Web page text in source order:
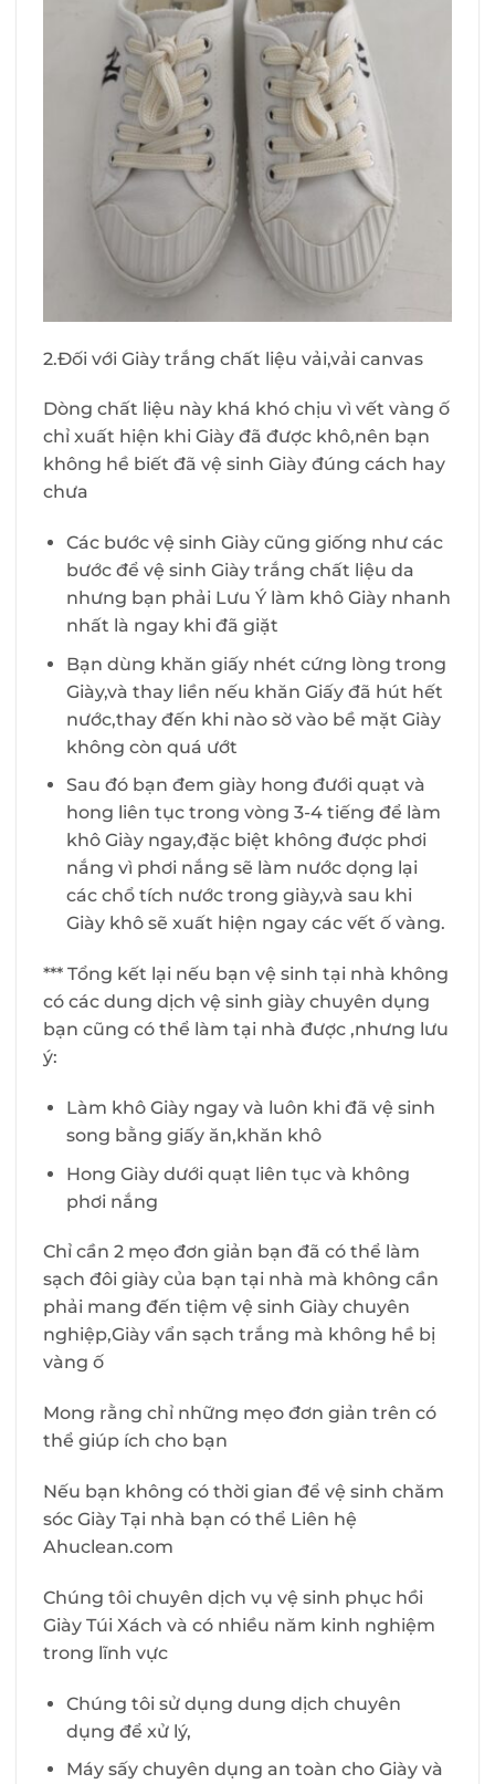
2.Đối với Giày trắng chất liệu vải,vải canvas
Dòng chất liệu này khá khó chịu vì vết vàng ố
chỉ xuất hiện khi Giày đã được khô,nên bạn
không hề biết đã vệ sinh Giày đúng cách hay
chưa
Các bước vệ sinh Giày cũng giống như các
bước để vệ sinh Giày trắng chất liệu da
nhưng bạn phải Lưu Ý làm khô Giày nhanh
nhất là ngay khi đã giặt
Bạn dùng khăn giấy nhét cứng lòng trong
Giày,và thay liền nếu khăn Giấy đã hút hết
nước,thay đến khi nào sờ vào bề mặt Giày
không còn quá ướt
Sau đó bạn đem giày hong đưới quạt và
hong liên tục trong vòng 3-4 tiếng để làm
khô Giày ngay,đặc biệt không được phơi
nắng vì phơi nắng sẽ làm nước dọng lại
các chổ tích nước trong giày,và sau khi
Giày khô sẽ xuất hiện ngay các vết ố vàng.
*** Tổng kết lại nếu bạn vệ sinh tại nhà không
có các dung dịch vệ sinh giày chuyên dụng
bạn cũng có thể làm tại nhà được ,nhưng lưu
ý:
Làm khô Giày ngay và luôn khi đã vệ sinh
song bằng giấy ăn,khăn khô
Hong Giày dưới quạt liên tục và không
phơi nắng
Chỉ cần 2 mẹo đơn giản bạn đã có thể làm
sạch đôi giày của bạn tại nhà mà không cần
phải mang đến tiệm vệ sinh Giày chuyên
nghiệp,Giày vẩn sạch trắng mà không hề bị
vàng ố
Mong rằng chỉ những mẹo đơn giản trên có
thể giúp ích cho bạn
Nếu bạn không có thời gian để vệ sinh chăm
sóc Giày Tại nhà bạn có thể Liên hệ
Ahuclean.com
Chúng tôi chuyên dịch vụ vệ sinh phục hồi
Giày Túi Xách và có nhiều năm kinh nghiệm
trong lĩnh vực
Chúng tôi sử dụng dung dịch chuyên
dụng để xử lý,
Máy sấy chuyên dụng an toàn cho Giày và